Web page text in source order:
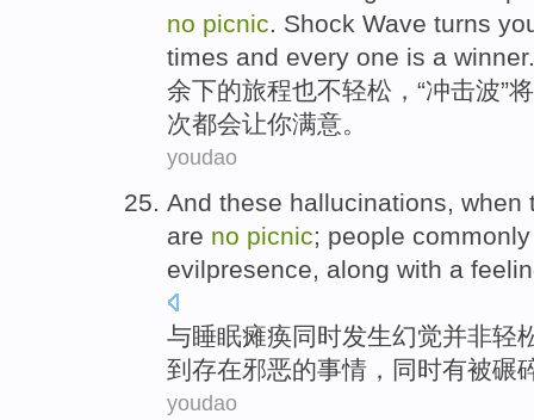
no picnic. Shock Wave turns
times and every one is a winner.
余下的旅程也不轻松 ，“冲击波”将
次都会让你满意。
youdao
And these hallucinations, when
are no picnic; people commonly
evilpresence, along with a
与睡眠瘫痪同时发生幻觉并非轻
到存在邪恶的事情， 同时有被碾
youdao